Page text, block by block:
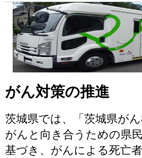
がん対策の推進
茨城県では、「茨城県がん
がんと向き合うための県
基づき、がんによる死亡